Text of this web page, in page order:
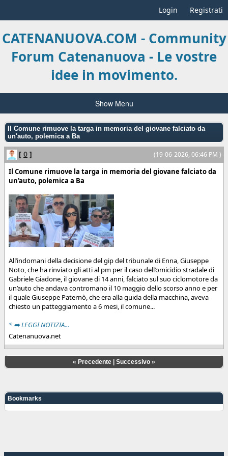
Login Registrati
CATENANUOVA.COM - Community
Forum Catenanuova - Le vostre
idee in movimento.
Show Menu
Il Comune rimuove la targa in memoria del giovane falciato da
un'auto, polemica a Ba
(19-06-2026, 06:46 PM )
[ 0 ]
Il Comune rimuove la targa in memoria del giovane falciato da
un'auto, polemica a Ba
All’indomani della decisione del gip del tribunale di Enna, Giuseppe
Noto, che ha rinviato gli atti al pm per il caso dell’omicidio stradale di
Gabriele Giadone, il giovane di 14 anni, falciato sul suo ciclomotore da
un’auto che andava contromano il 10 maggio dello scorso anno e per
il quale Giuseppe Paternò, che era alla guida della macchina, aveva
chiesto un patteggiamento a 6 mesi, il comune...
* ➡️ LEGGI NOTIZIA...
Catenanuova.net
« Precedente Successivo »
Bookmarks